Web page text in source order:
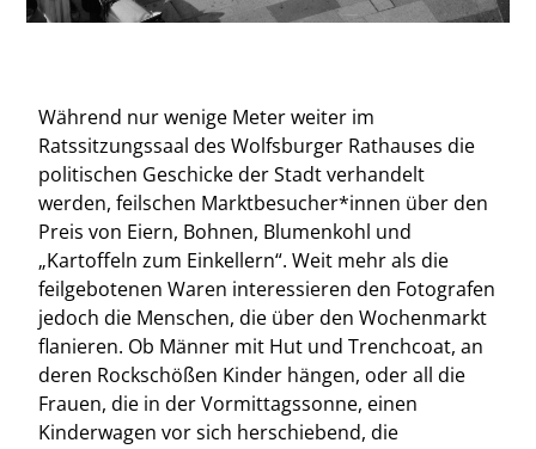
Während nur wenige Meter weiter im
Ratssitzungssaal des Wolfsburger Rathauses die
politischen Geschicke der Stadt verhandelt
werden, feilschen Marktbesucher*innen über den
Preis von Eiern, Bohnen, Blumenkohl und
„Kartoffeln zum Einkellern“. Weit mehr als die
feilgebotenen Waren interessieren den Fotografen
jedoch die Menschen, die über den Wochenmarkt
flanieren. Ob Männer mit Hut und Trenchcoat, an
deren Rockschößen Kinder hängen, oder all die
Frauen, die in der Vormittagssonne, einen
Kinderwagen vor sich herschiebend, die